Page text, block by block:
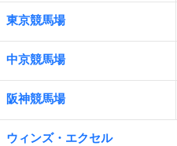
東京競馬場
中京競馬場
阪神競馬場
ウィンズ・エクセル